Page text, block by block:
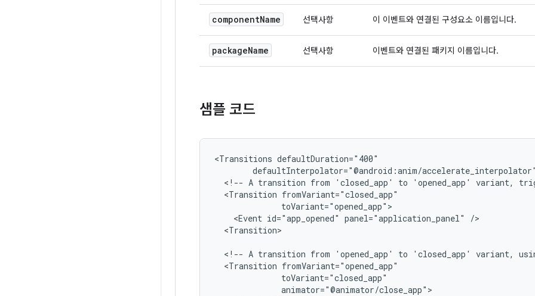
componentName 선택사항 이 이벤트와 연결된 구성요소 이름입니다.
packageName 선택사항 이벤트와 연결된 패키지 이름입니다.
샘플 코드
<Transitions
<!-- A transition from 'closed_app' to 'opened_app' variant,
<Transition
<Event id="app_opened" panel="application_panel"
<Transition>
<!-- A transition from 'opened_app' to 'closed_app' variant,
<Transition